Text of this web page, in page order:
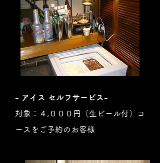
- アイス​ セルフサービス-
対象：４,０００円（生ビール付）コ
ースをご予約のお客様